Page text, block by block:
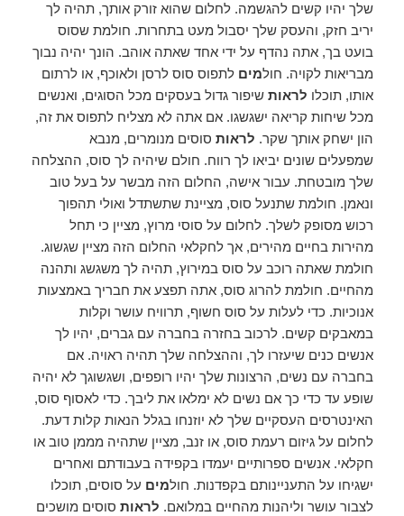
שלך יהיו קשים להגשמה. לחלום שהוא זורק אותך, תהיה לך
יריב חזק, והעסק שלך יסבול מעט בתחרות. חולמת שסוס
בועט בך, אתה נהדף על ידי אחד שאתה אוהב. הונך יהיה נבוך
מבריאות לקויה. חולמים לתפוס סוס לרסן ולאוכף, או לרתום
אותו, תוכלו לראות שיפור גדול בעסקים מכל הסוגים, ואנשים
מכל שיחות קריאה ישגשגו. אם אתה לא מצליח לתפוס את זה,
הון ישחק אותך שקר. לראות סוסים מנומרים, מנבא
שמפעלים שונים יביאו לך רווח. חולם שיהיה לך סוס, ההצלחה
שלך מובטחת. עבור אישה, החלום הזה מבשר על בעל טוב
ונאמן. חולמת שתנעל סוס, מציינת שתשתדל ואולי תהפוך
רכוש מסופק לשלך. לחלום על סוסי מרוץ, מציין כי תחל
מהירות בחיים מהירים, אך לחקלאי החלום הזה מציין שגשוג.
חולמת שאתה רוכב על סוס במירוץ, תהיה לך משגשג ותהנה
מהחיים. חולמת להרוג סוס, אתה תפצע את חבריך באמצעות
אנוכיות. כדי לעלות על סוס חשוף, תרוויח עושר וקלות
במאבקים קשים. לרכוב בחזרה בחברה עם גברים, יהיו לך
אנשים כנים שיעזרו לך, וההצלחה שלך תהיה ראויה. אם
בחברה עם נשים, הרצונות שלך יהיו רופפים, ושגשוגך לא יהיה
שופע עד כדי כך אם נשים לא ימלאו את ליבך. כדי לאסוף סוס,
האינטרסים העסקיים שלך לא יוזנחו בגלל הנאות קלות דעת.
לחלום על גיזום רעמת סוס, או זנב, מציין שתהיה מממן טוב או
חקלאי. אנשים ספרותיים יעמדו בקפידה בעבודתם ואחרים
ישגיחו על התעניינותם בקפדנות. חולמים על סוסים, תוכלו
לצבור עושר וליהנות מהחיים במלואם. לראות סוסים מושכים